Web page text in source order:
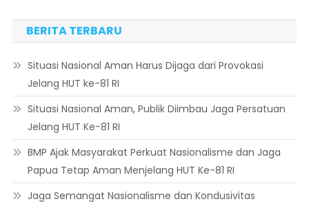
BERITA TERBARU
Situasi Nasional Aman Harus Dijaga dari Provokasi
Jelang HUT ke-81 RI
Situasi Nasional Aman, Publik Diimbau Jaga Persatuan
Jelang HUT Ke-81 RI
BMP Ajak Masyarakat Perkuat Nasionalisme dan Jaga
Papua Tetap Aman Menjelang HUT Ke-81 RI
Jaga Semangat Nasionalisme dan Kondusivitas